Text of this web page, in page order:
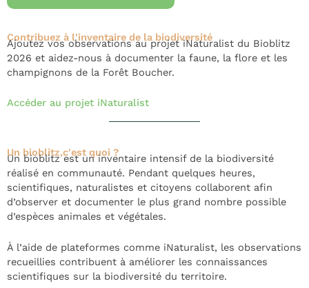
Contribuez à l'inventaire de la biodiversité
Ajoutez vos observations au projet iNaturalist du Bioblitz
2026 et aidez-nous à documenter la faune, la flore et les
champignons de la Forêt Boucher.
Accéder au projet iNaturalist
Un bioblitz,c'est quoi ?
Un bioblitz est un inventaire intensif de la biodiversité
réalisé en communauté. Pendant quelques heures,
scientifiques, naturalistes et citoyens collaborent afin
d’observer et documenter le plus grand nombre possible
d’espèces animales et végétales.
À l’aide de plateformes comme iNaturalist, les observations
recueillies contribuent à améliorer les connaissances
scientifiques sur la biodiversité du territoire.